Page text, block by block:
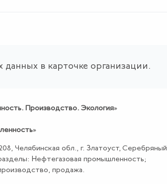
в карточке организации.
. Производство. Экология»
»
Челябинская обл., г. Златоуст, Серебряный
Нефтегазовая промышленность;
продажа.